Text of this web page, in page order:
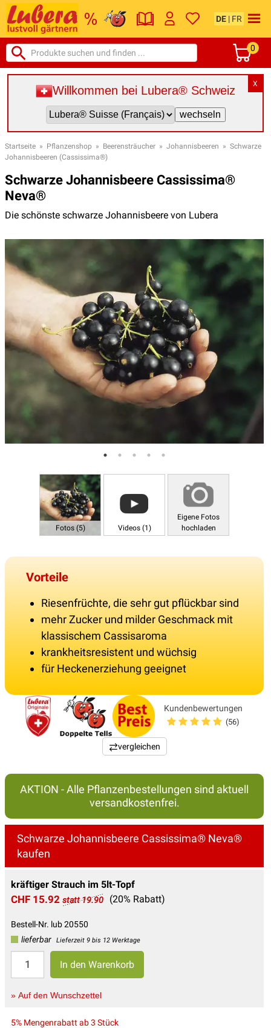
DE | FR
0
X
Willkommen bei Lubera® Schweiz
Startseite » Pflanzenshop » Beerensträucher » Johannisbeeren » Schwarze
Johannisbeeren (Cassissima®)
Schwarze Johannisbeere Cassissima®
Neva®
Die schönste schwarze Johannisbeere von Lubera
Fotos (5) Videos (1)
Eigene Fotos
hochladen
Vorteile
Riesenfrüchte, die sehr gut pflückbar sind
mehr Zucker und milder Geschmack mit
klassischem Cassisaroma
krankheitsresistent und wüchsig
für Heckenerziehung geeignet
Kundenbewertungen
(56)
vergleichen
AKTION - Alle Pflanzenbestellungen sind aktuell
versandkostenfrei.
Schwarze Johannisbeere Cassissima® Neva®
kaufen
kräftiger Strauch im 5lt-Topf
CHF 15.92 statt 19.90 (20% Rabatt)
Bestell-Nr. lub 20550
lieferbar
Lieferzeit 9 bis 12 Werktage
» Auf den Wunschzettel
5% Mengenrabatt ab 3 Stück